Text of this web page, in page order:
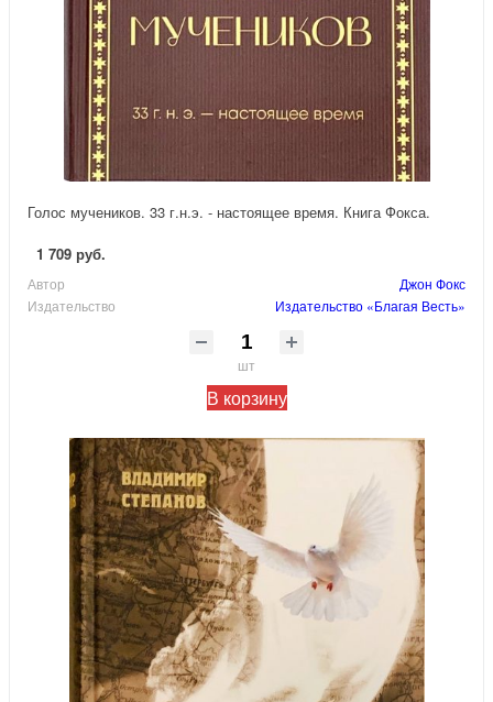
Голос мучеников. 33 г.н.э. - настоящее время. Книга Фокса.
1 709 руб.
Автор
Джон Фокс
Издательство
Издательство «Благая Весть»
шт
В корзину